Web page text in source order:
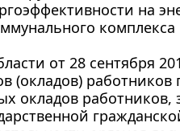
на
от 28 сентября
(окладов) работников
окладов